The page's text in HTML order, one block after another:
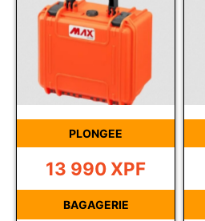
PLONGEE
13 990 XPF
BAGAGERIE